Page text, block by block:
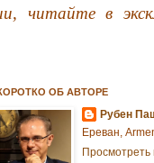
читайте в
ОБ АВТОРЕ
Рубен
Ереван,